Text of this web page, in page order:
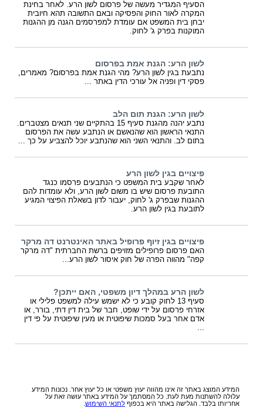
הסעיף המגדיר מעשה של פרסום לשון הרע. לאחר בחינת
המקרה לאור החוק והפסיקה ובאם התשובה תהא חיובית
יבחן בית המשפט אם עומדת למפרסמים הגנה מן ההגנות
המוקנות בפרק ג' לחוק.
לשון הרע: הגנת אמת בפרסום
נתבעת בגין לשון הרע? מהי הגנת אמת בפרסום? מאמרים,
פסקי דין ופניה אל עורכי הדין באתר ...
לשון הרע: הגנת תום הלב
נתבע יהנה מהגנת סעיף 15 בהתקיים שני תנאים מצטברים.
התנאי הראשון הוא שהנאשם או הנתבע עשה את הפרסום
בתום לב. והתנאי השני הוא שהנתבע יוכל להצביע על כך ...
פיצויים בגין לשון הרע
לאחר שקבע בית המשפט כי הנתבעים פרסמו כנגד
התובעת פרסום שיש בו משום לשון הרע, ולא עומדות להם
ההגנות שבפרק ג' לחוק, יעבור לדון בשאלת הפיצוי המגיע
לתובעת בגין לשון הרע.
פיצויים בגין זיוף פרופיל באתר האינטרנט דה מרקר
האם פרסום פרופילים מזויפים ברשת החברתית "דה מרקר
קפה" מהווה הפרה של חוק איסור לשון הרע...
לשון הרע במהלך דיון משפטי, האם ייתכן?
סעיף 13 לחוק קובע כי לא ישמש עילה למשפט פלילי או
אזרחי פרסום על ידי שופט, חבר של בית דין דתי, בורר, או
אדם אחר בעל סמכות שיפוטית או מעין שיפוטית על פי דין
...
המידע המוצג באתר זה אינו מהווה יעוץ משפטי או כל יעוץ אחר. נכונות המידע
עלולה להשתנות מעת לעת. כל המסתמך על המידע באתר עושה זאת על
אחריותו בלבד. הגלישה באתר היא בכפוף לתנאי השימוש